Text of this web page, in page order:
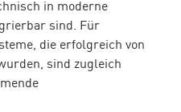
in moderne
sind. Für
die erfolgreich von
sind zugleich